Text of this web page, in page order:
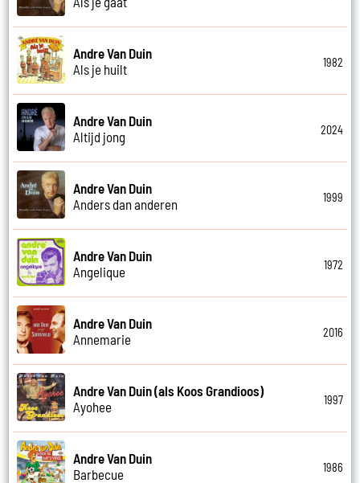
Andre Van Duin
Als je huilt
1982
Andre Van Duin
Altijd jong
2024
Andre Van Duin
Anders dan anderen
1999
Andre Van Duin
Angelique
1972
Andre Van Duin
Annemarie
2016
Andre Van Duin (als Koos Grandioos)
Ayohee
1997
Andre Van Duin
Barbecue
1986